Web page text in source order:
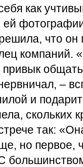
как
что он
компаний.
привык
–
и
скольких
так:
но первое,